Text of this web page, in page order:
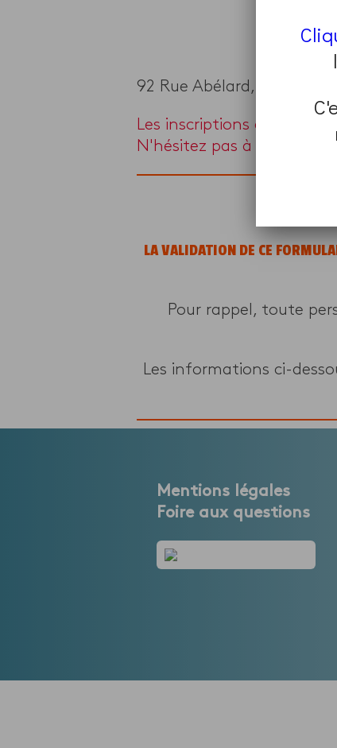
92 Rue Abélard, Lille, France
Les inscriptions à ce
N'hésitez pas à en
LA VALIDATION DE CE
Pour rappel, toute
Les informations ci-
Mentions légales
Foire aux questions